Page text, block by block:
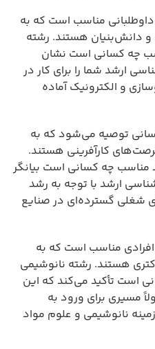
مناسب است که به
و دانش‌بنیان هستند. رشته
چه کسانی است نشان
ارشد شما را برای کار در
و الکترونیک آماده
توصیه می‌شود که به
کارآفرینی هستند.
مناسب چه کسانی است بیانگر
ارشد با توجه به رشد
شغلی گسترده‌ای در صنایع
مناسب است که به
هستند. رشته نانوشیمی
است تأکید می‌کند که این
مسیری برای ورود به
نانوشیمی و علوم مواد